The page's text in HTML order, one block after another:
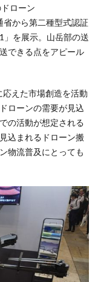
ローン
省から第二種型式認証
」を展示。山岳部の送
できる点をアピール
えた市場創造を活動
ローンの需要が見込
の活動が想定される
込まれるドローン搬
物流普及にとっても